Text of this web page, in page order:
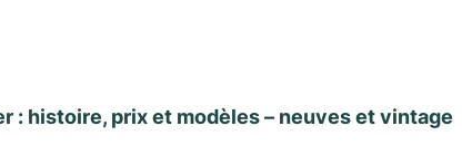
: histoire, prix et modèles – neuves et vintage